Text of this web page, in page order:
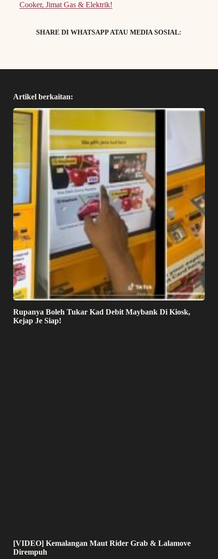
Cooker, Jimat Gas & Elektrik!
SHARE DI WHATSAPP ATAU MEDIA SOSIAL:
Artikel berkaitan:
Rupanya Boleh Tukar Kad Debit Maybank Di Kiosk,
Kejap Je Siap!
[VIDEO] Kemalangan Maut Rider Grab & Lalamove
Dirempuh